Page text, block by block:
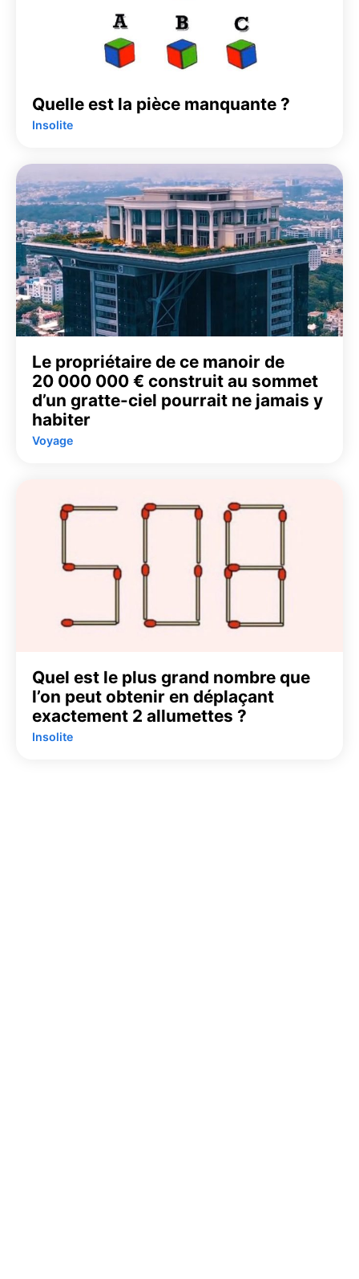
Quelle est la pièce manquante ?
Insolite
Le propriétaire de ce manoir de
20 000 000 € construit au sommet
d’un gratte-ciel pourrait ne jamais y
habiter
Voyage
Quel est le plus grand nombre que
l’on peut obtenir en déplaçant
exactement 2 allumettes ?
Insolite